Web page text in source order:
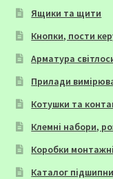
Ящики та щити
Кнопки, пости
Арматура
Прилади
Котушки та
Клемні набори,
Коробки монтажні
Каталог